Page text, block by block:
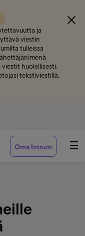
ja
viestin
tulleissa
huolellisesti.
tekstiviestillä.
Oma Intrum